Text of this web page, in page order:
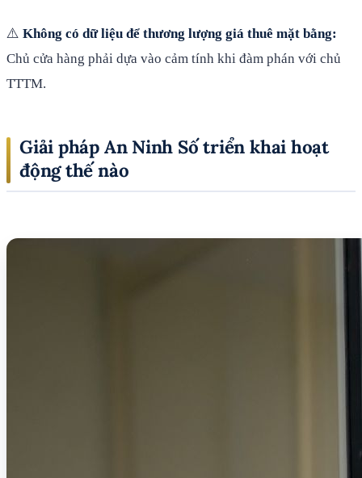
⚠️ Không có dữ liệu để thương lượng giá thuê mặt bằng:
Chủ cửa hàng phải dựa vào cảm tính khi đàm phán với chủ
TTTM.
Giải pháp An Ninh Số triển khai hoạt
động thế nào